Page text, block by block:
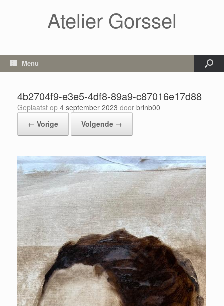
Atelier Gorssel
Menu
4b2704f9-e3e5-4df8-89a9-c87016e17d88
Geplaatst op 4 september 2023 door brinb00
← Vorige
Volgende →